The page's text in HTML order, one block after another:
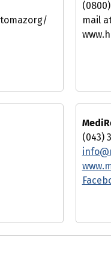
mail
(043)